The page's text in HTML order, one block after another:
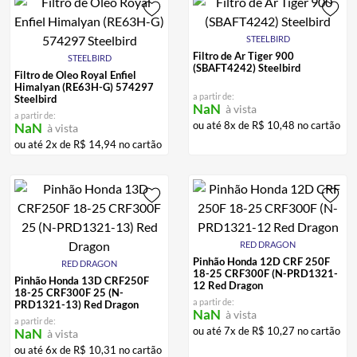
STEELBIRD
Filtro de Oleo Royal Enfiel
Himalyan (RE63H-G) 574297
Steelbird
a partir de:
NaN à vista
ou até 2x de R$ 14,94 no cartão
STEELBIRD
Filtro de Ar Tiger 900
(SBAFT4242) Steelbird
a partir de:
NaN à vista
ou até8x de R$ 10,48 no cartão
RED DRAGON
Pinhão Honda 13D CRF250F
18-25 CRF300F 25 (N-
PRD1321-13) Red Dragon
a partir de:
NaN à vista
ou até6x de R$ 10,31 no cartão
RED DRAGON
Pinhão Honda 12D CRF 250F
18-25 CRF300F (N-PRD1321-
12 Red Dragon
a partir de:
NaN à vista
ou até7x de R$ 10,27 no cartão
LUVA
ALPINESTAR
BAU
8º CALÇA
9º
10º BOTAS